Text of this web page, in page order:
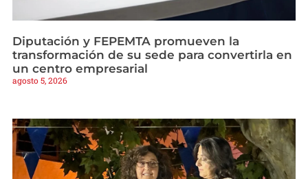
Diputación y FEPEMTA promueven la
transformación de su sede para convertirla en
un centro empresarial
agosto 5, 2026